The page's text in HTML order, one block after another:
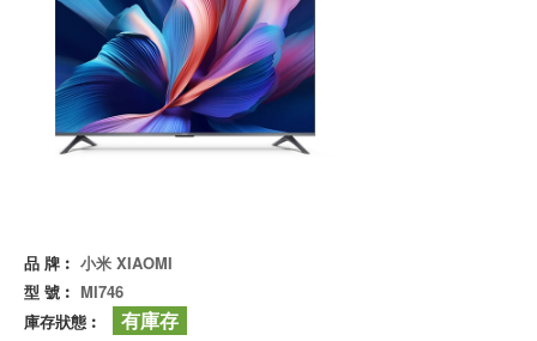
品 牌︰ 小米 XIAOMI
型 號︰ MI746
庫存狀態︰
有庫存